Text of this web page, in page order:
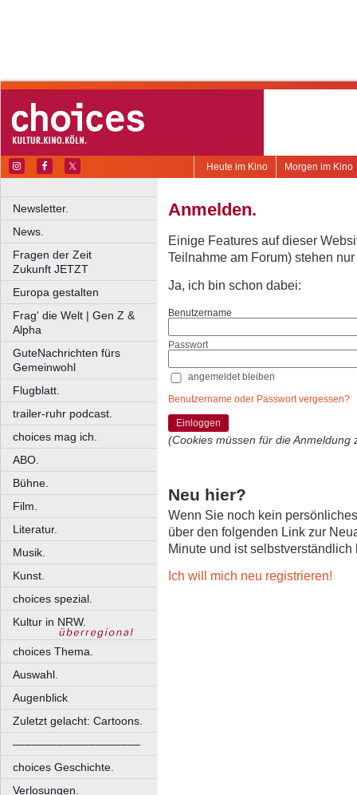
Morgen im Kino
Heute im Kino
Newsletter.
News.
Fragen der Zeit
Zukunft JETZT
Europa gestalten
Frag' die Welt | Gen Z &
Alpha
GuteNachrichten fürs
Gemeinwohl
Flugblatt.
trailer-ruhr podcast.
choices mag ich.
ABO.
Bühne.
Film.
Literatur.
Musik.
Kunst.
choices spezial.
Kultur in NRW.
choices Thema.
Auswahl.
Augenblick
Zuletzt gelacht: Cartoons.
––––––––––––––––––––
choices Geschichte.
Verlosungen.
Anmelden.
Einige Features auf dieser
Teilnahme am Forum) stehen
Ja, ich bin schon dabei:
Benutzername
Passwort
angemeldet bleiben
Benutzername oder Passwort vergessen?
Einloggen
(Cookies müssen für die Anmeldung
Neu hier?
Wenn Sie noch kein
über den folgenden Link zur
Minute und ist selbstverständlich
Ich will mich neu registrieren!